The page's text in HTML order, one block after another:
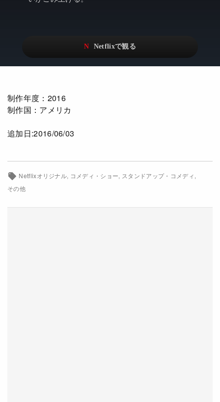
その他の国のTV番組
Netflix 高い評価の海外作品
Netflixコース別料金プラン
制作年度 ：2016
制作国 ：アメリカ
追加日:2016/06/03
Netflixオリジナル コメディ・ショー スタンドアップ・コメディ
その他